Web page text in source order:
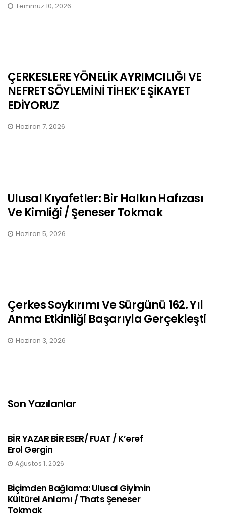
Temmuz 10, 2026
ÇERKESLERE YÖNELİK AYRIMCILIĞI VE
NEFRET SÖYLEMİNİ TİHEK’E ŞİKAYET
EDİYORUZ
Haziran 7, 2026
Ulusal Kıyafetler: Bir Halkın Hafızası
Ve Kimliği / Şeneser Tokmak
Haziran 5, 2026
Çerkes Soykırımı Ve Sürgünü 162. Yıl
Anma Etkinliği Başarıyla Gerçekleşti
Haziran 3, 2026
Son Yazılanlar
BİR YAZAR BİR ESER/ FUAT / K’eref
Erol Gergin
Ağustos 1, 2026
Biçimden Bağlama: Ulusal Giyimin
Kültürel Anlamı / Thats Şeneser
Tokmak